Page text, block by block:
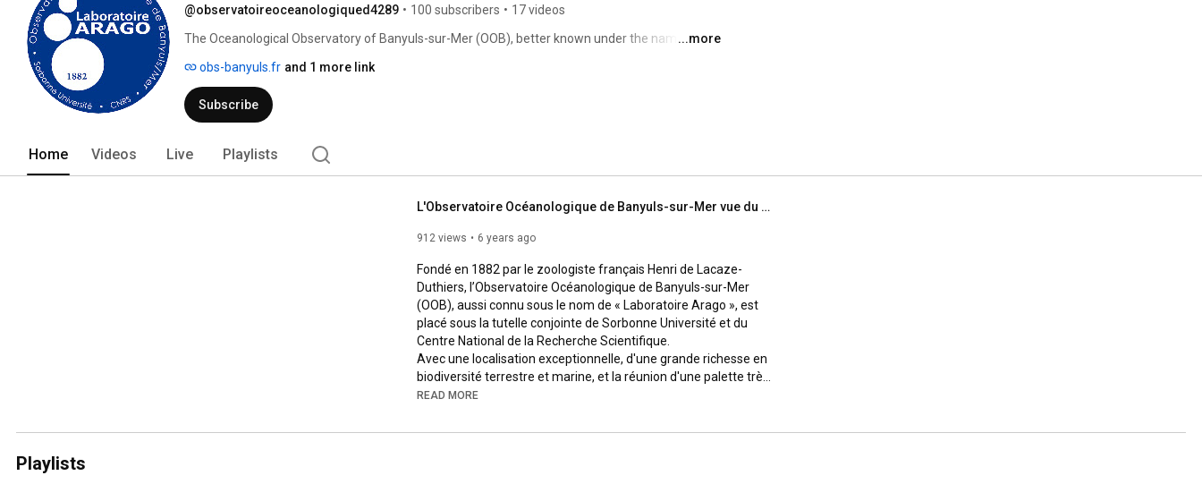
@observatoireoceanologiqued4289 • 100 subscribers • 17 videos
The Oceanological Observatory of Banyuls-sur-Mer (OOB), better known under the name of
National Center for Scientific Research (CNRS).
...more
obs-banyuls.fr and 1 more link
Subscribe
Home Videos Live Playlists
L'Observatoire Océanologique de Banyuls-sur-Mer vue du ciel
912 views 6 years ago
Fondé en 1882 par le zoologiste français Henri de Lacaze-
Duthiers, l’Observatoire Océanologique de Banyuls-sur-Mer
(OOB), aussi connu sous le nom de « Laboratoire Arago », est
placé sous la tutelle conjointe de Sorbonne Université et du
Centre National de la Recherche Scientifique.
Avec une localisation exceptionnelle, d'une grande richesse en
biodiversité terrestre et marine, et la réunion d'une palette très
large de compétences scientifiques et techniques hébergées
pour être un acteur important de l'océanographie, de l'écologie
READ MORE
Playlists